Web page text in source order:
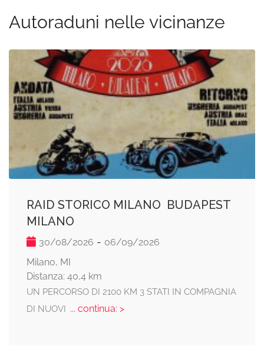
Autoraduni nelle vicinanze
RAID STORICO MILANO  BUDAPEST 
MILANO
30/08/2026 - 06/09/2026
Milano, MI
Distanza: 40,4 km
UN PERCORSO DI 2100 KM 3 STATI IN COMPAGNIA
DI NUOVI ... continua: >